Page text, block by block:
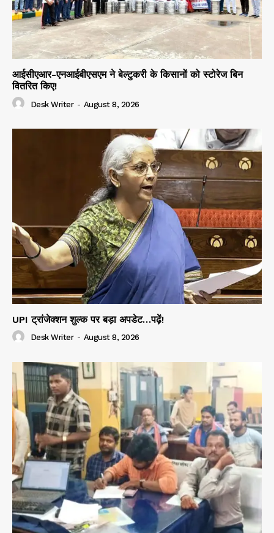
आईसीएआर-एनआईबीएसएम ने बेल्टुकरी के किसानों को स्टोरेज बिन
वितरित किए!
Desk Writer - August 8, 2026
UPI ट्रांजेक्शन शुल्क पर बड़ा अपडेट…पढ़ें!
Desk Writer - August 8, 2026